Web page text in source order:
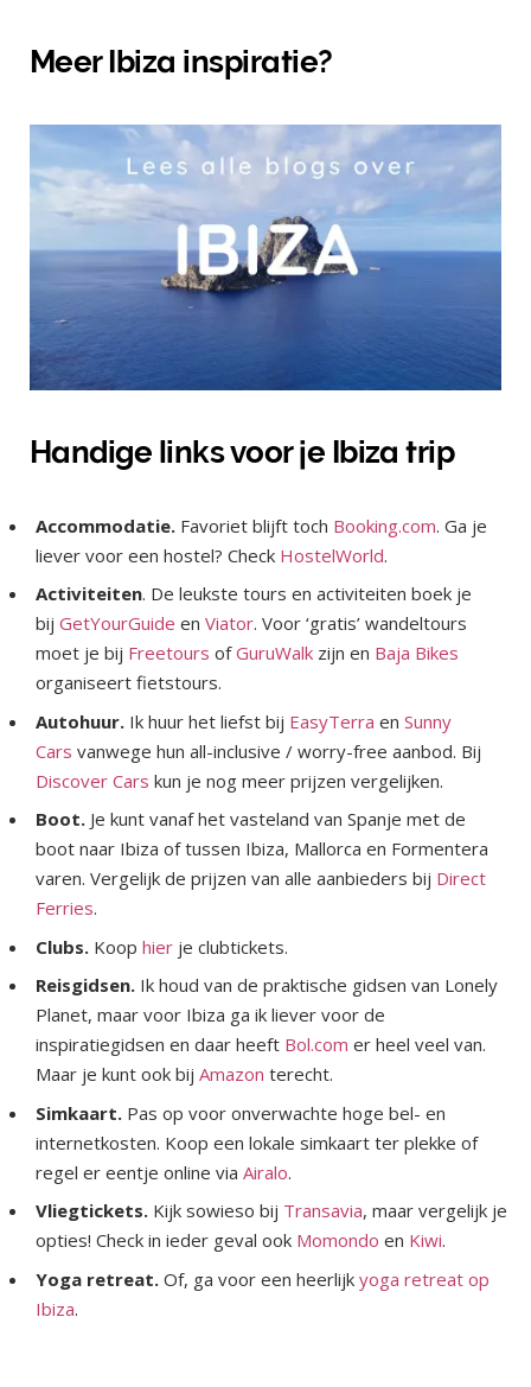
Meer Ibiza inspiratie?
Handige links voor je Ibiza trip
Accommodatie. Favoriet blijft toch Booking.com. Ga je
liever voor een hostel? Check HostelWorld.
Activiteiten. De leukste tours en activiteiten boek je
bij GetYourGuide en Viator. Voor ‘gratis’ wandeltours
moet je bij Freetours ofGuruWalk zijn en Baja Bikes
organiseert fietstours.
Autohuur. Ik huur het liefst bij EasyTerra en Sunny
Cars vanwege hun all-inclusive / worry-free aanbod. Bij
Discover Cars kun je nog meer prijzen vergelijken.
Boot. Je kunt vanaf het vasteland van Spanje met de
boot naar Ibiza of tussen Ibiza, Mallorca en Formentera
varen. Vergelijk de prijzen van alle aanbieders bij Direct
Ferries.
Clubs. Koop hier je clubtickets.
Reisgidsen. Ik houd van de praktische gidsen van Lonely
Planet, maar voor Ibiza ga ik liever voor de
inspiratiegidsen en daar heeft Bol.com er heel veel van.
Maar je kunt ook bij Amazon terecht.
Simkaart. Pas op voor onverwachte hoge bel- en
internetkosten. Koop een lokale simkaart ter plekke of
regel er eentje online via Airalo.
Vliegtickets. Kijk sowieso bij Transavia, maar vergelijk je
opties! Check in ieder geval ook Momondo en Kiwi.
Yoga retreat. Of, ga voor een heerlijk yoga retreat op
Ibiza.